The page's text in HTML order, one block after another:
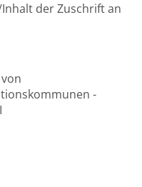
der Zuschrift an
-